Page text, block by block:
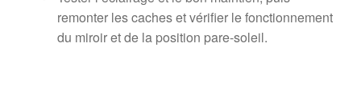
remonter les caches et vérifier le fonctionnement
du miroir et de la position pare-soleil.